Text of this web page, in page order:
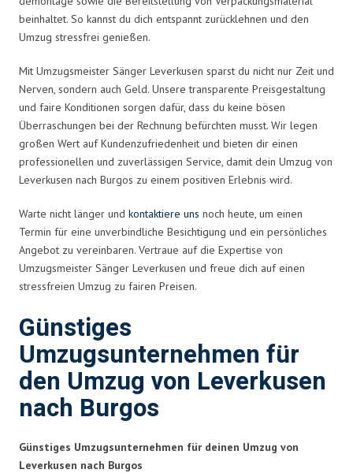
beinhaltet. So kannst du dich entspannt zurücklehnen und den
Umzug stressfrei genießen.
Mit Umzugsmeister Sänger Leverkusen sparst du nicht nur Zeit und
Nerven, sondern auch Geld. Unsere transparente Preisgestaltung
und faire Konditionen sorgen dafür, dass du keine bösen
Überraschungen bei der Rechnung befürchten musst. Wir legen
großen Wert auf Kundenzufriedenheit und bieten dir einen
professionellen und zuverlässigen Service, damit dein Umzug von
Leverkusen nach Burgos zu einem positiven Erlebnis wird.
Warte nicht länger und kontaktiere uns noch heute, um einen
Termin für eine unverbindliche Besichtigung und ein persönliches
Angebot zu vereinbaren. Vertraue auf die Expertise von
Umzugsmeister Sänger Leverkusen und freue dich auf einen
stressfreien Umzug zu fairen Preisen.
Günstiges
Umzugsunternehmen für
den Umzug von Leverkusen
nach Burgos
Günstiges Umzugsunternehmen für deinen Umzug von
Leverkusen nach Burgos